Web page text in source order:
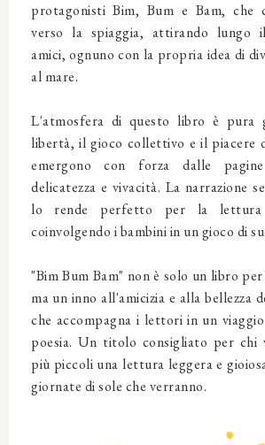
protagonisti Bim, Bum e Bam, che
verso la spiaggia, attirando lungo
amici, ognuno con la propria idea di
al mare.
L'atmosfera di questo libro è pura
libertà, il gioco collettivo e il piacere
emergono con forza dalle
delicatezza e vivacità. La narrazione
lo rende perfetto per la
coinvolgendo i bambini in un gioco di
"Bim Bum Bam" non è solo un libro
ma un inno all'amicizia e alla bellezza
che accompagna i lettori in un
poesia. Un titolo consigliato per chi
più piccoli una lettura leggera e
giornate di sole che verranno.